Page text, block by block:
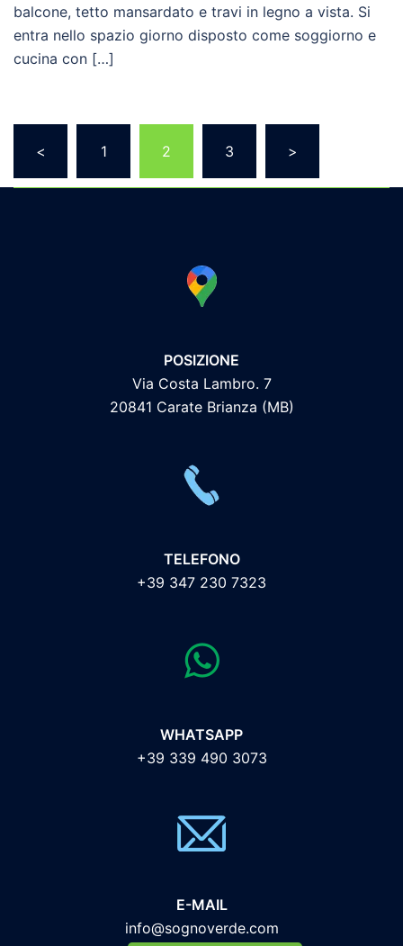
balcone, tetto mansardato e travi in legno a vista. Si
entra nello spazio giorno disposto come soggiorno e
cucina con […]
degli
articoli
< 1 2 3 >
POSIZIONE
Via Costa Lambro. 7
20841 Carate Brianza (MB)
TELEFONO
+39 347 230 7323
WHATSAPP
+39 339 490 3073
E-MAIL
info@sognoverde.com